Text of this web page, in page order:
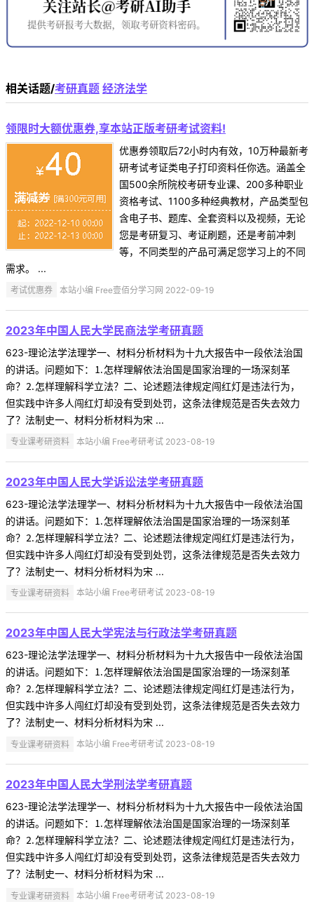
相关话题/考研真题 经济法学
领限时大额优惠券,享本站正版考研考试资料!
优惠券领取后72小时内有效，10万种最新考
研考试考证类电子打印资料任你选。涵盖全
国500余所院校考研专业课、200多种职业
资格考试、1100多种经典教材，产品类型包
含电子书、题库、全套资料以及视频，无论
您是考研复习、考证刷题，还是考前冲刺
等，不同类型的产品可满足您学习上的不同
需求。 ...
考试优惠券 本站小编 Free壹佰分学习网 2022-09-19
2023年中国人民大学民商法学考研真题
623-理论法学法理学一、材料分析材料为十九大报告中一段依法治国
的讲话。问题如下：⒈怎样理解依法治国是国家治理的一场深刻革
命？⒉怎样理解科学立法？二、论述题法律规定闯红灯是违法行为，
但实践中许多人闯红灯却没有受到处罚，这条法律规范是否失去效力
了？法制史一、材料分析材料为宋 ...
专业课考研资料 本站小编 Free考研考试 2023-08-19
2023年中国人民大学诉讼法学考研真题
623-理论法学法理学一、材料分析材料为十九大报告中一段依法治国
的讲话。问题如下：⒈怎样理解依法治国是国家治理的一场深刻革
命？⒉怎样理解科学立法？二、论述题法律规定闯红灯是违法行为，
但实践中许多人闯红灯却没有受到处罚，这条法律规范是否失去效力
了？法制史一、材料分析材料为宋 ...
专业课考研资料 本站小编 Free考研考试 2023-08-19
2023年中国人民大学宪法与行政法学考研真题
623-理论法学法理学一、材料分析材料为十九大报告中一段依法治国
的讲话。问题如下：⒈怎样理解依法治国是国家治理的一场深刻革
命？⒉怎样理解科学立法？二、论述题法律规定闯红灯是违法行为，
但实践中许多人闯红灯却没有受到处罚，这条法律规范是否失去效力
了？法制史一、材料分析材料为宋 ...
专业课考研资料 本站小编 Free考研考试 2023-08-19
2023年中国人民大学刑法学考研真题
623-理论法学法理学一、材料分析材料为十九大报告中一段依法治国
的讲话。问题如下：⒈怎样理解依法治国是国家治理的一场深刻革
命？⒉怎样理解科学立法？二、论述题法律规定闯红灯是违法行为，
但实践中许多人闯红灯却没有受到处罚，这条法律规范是否失去效力
了？法制史一、材料分析材料为宋 ...
专业课考研资料 本站小编 Free考研考试 2023-08-19